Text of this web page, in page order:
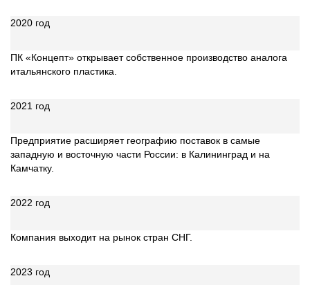
2020 год
ПК «Концепт» открывает собственное производство аналога
итальянского пластика.
2021 год
Предприятие расширяет географию поставок в самые
западную и восточную части России: в Калининград и на
Камчатку.
2022 год
Компания выходит на рынок стран СНГ.
2023 год